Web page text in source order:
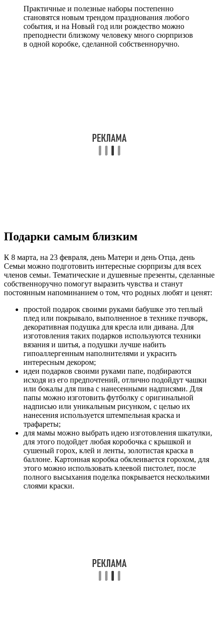
Практичные и полезные наборы постепенно
становятся новым трендом празднования любого
события, и на Новый год или рождество можно
преподнести близкому человеку много сюрпризов
в одной коробке, сделанной собственноручно.
Подарки самым близким
К 8 марта, на 23 февраля, день Матери и день Отца, день
Семьи можно подготовить интересные сюрпризы для всех
членов семьи. Тематические и душевные презенты, сделанные
собственноручно помогут выразить чувства и станут
постоянным напоминанием о том, что родных любят и ценят:
простой подарок своими руками бабушке это теплый
плед или покрывало, выполненное в технике пэчворк,
декоративная подушка для кресла или дивана. Для
изготовления таких подарков используются техники
вязания и шитья, а подушки лучше набить
гипоаллергенным наполнителями и украсить
интересным декором;
идеи подарков своими руками папе, подбираются
исходя из его предпочтений, отлично подойдут чашки
или бокалы для пива с нанесенными надписями. Для
папы можно изготовить футболку с оригинальной
надписью или уникальным рисунком, с целью их
нанесения используется штемпельная краска и
трафареты;
для мамы можно выбрать идею изготовления шкатулки,
для этого подойдет любая коробочка с крышкой и
сушеный горох, клей и ленты, золотистая краска в
баллоне. Картонная коробка обклеивается горохом, для
этого можно использовать клеевой пистолет, после
полного высыхания поделка покрывается несколькими
слоями краски.